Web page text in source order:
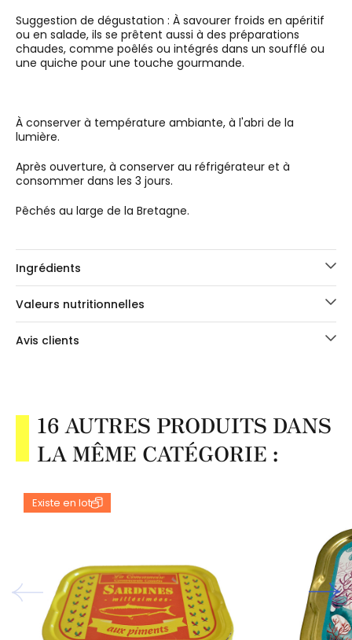
Suggestion de dégustation : À savourer froids en apéritif
ou en salade, ils se prêtent aussi à des préparations
chaudes, comme poêlés ou intégrés dans un soufflé ou
une quiche pour une touche gourmande.
À conserver à température ambiante, à l'abri de la
lumière.
Après ouverture, à conserver au réfrigérateur et à
consommer dans les 3 jours.
Pêchés au large de la Bretagne.
Ingrédients
Valeurs nutritionnelles
Avis clients
16 AUTRES PRODUITS DANS
LA MÊME CATÉGORIE :
Existe en lot